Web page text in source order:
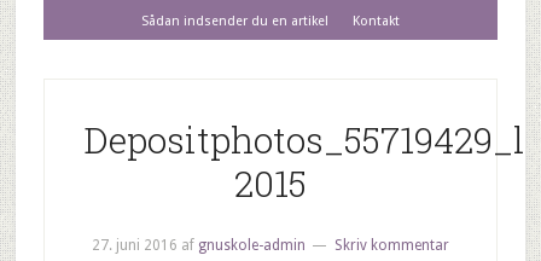
Sådan indsender du en artikel Kontakt
Depositphotos_55719429_l-
2015
27. juni 2016 af gnuskole-admin Skriv kommentar